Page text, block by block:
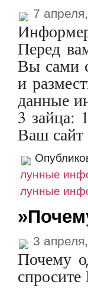
7
Перед
Вы сами
и
данные
3 зайца:
Ваш сайт
лунные
лунные
3
Почему